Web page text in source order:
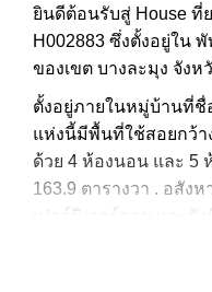
ยินดีต้อนรับสู่ House ที่
H002883 ซึ่งตั้งอยู่ใน
ของเขต บางละมุง จังห
ตั้งอยู่ภายในหมู่บ้านที่ชื่
แห่งนี้มีพื้นที่ใช้สอยกว้า
ด้วย 4 ห้องนอน และ 5
163.9 ตารางวา . อสัง
เฟอร์นิเจอร์ครบ และยั
ระเบียงกลางแจ้งที่มีห
อสังหาริมทรัพย์นี้สามา